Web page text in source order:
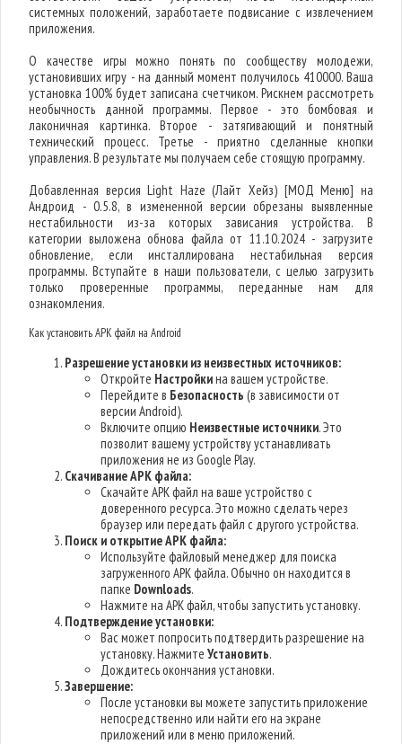
системных положений, заработаете подвисание с извлечением
приложения.
О качестве игры можно понять по сообществу молодежи,
установивших игру - на данный момент получилось 410000. Ваша
установка 100% будет записана счетчиком. Рискнем рассмотреть
необычность данной программы. Первое - это бомбовая и
лаконичная картинка. Второе - затягивающий и понятный
технический процесс. Третье - приятно сделанные кнопки
управления. В результате мы получаем себе стоящую программу.
Добавленная версия Light Haze (Лайт Хейз) [МОД Меню] на
Андроид - 0.5.8, в измененной версии обрезаны выявленные
нестабильности из-за которых зависания устройства. В
категории выложена обнова файла от 11.10.2024 - загрузите
обновление, если инсталлирована нестабильная версия
программы. Вступайте в наши пользователи, с целью загрузить
только проверенные программы, переданные нам для
ознакомления.
Как установить APK файл на Android
Разрешение установки из неизвестных источников:
Откройте Настройкина вашем устройстве.
Перейдите в Безопасность (в зависимости от
версии Android).
Включите опцию Неизвестные источники. Это
позволит вашему устройству устанавливать
приложения не из Google Play.
Скачивание APK файла:
Скачайте APK файл на ваше устройство с
доверенного ресурса. Это можно сделать через
браузер или передать файл с другого устройства.
Поиск и открытие APK файла:
Используйте файловый менеджер для поиска
загруженного APK файла. Обычно он находится в
папке Downloads.
Нажмите на APK файл, чтобы запустить установку.
Подтверждение установки:
Вас может попросить подтвердить разрешение на
установку. НажмитеУстановить.
Дождитесь окончания установки.
Завершение:
После установки вы можете запустить приложение
непосредственно или найти его на экране
приложений или в меню приложений.